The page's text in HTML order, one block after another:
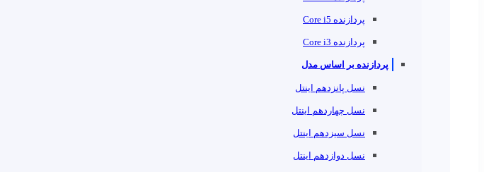
پردازنده Core i5
پردازنده Core i3
پردازنده بر اساس مدل
نسل پانزدهم اینتل
نسل چهاردهم اینتل
نسل سیزدهم اینتل
نسل دوازدهم اینتل